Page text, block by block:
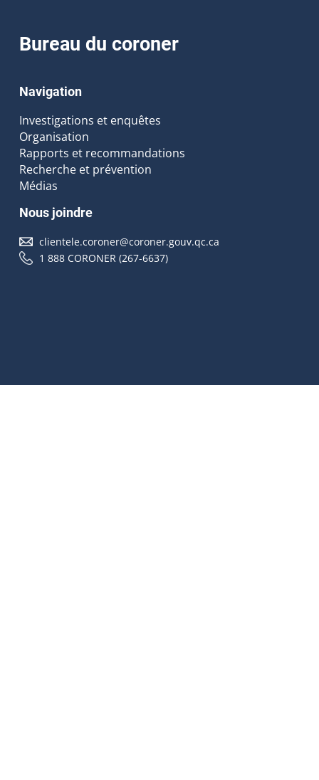
Bureau du coroner
Navigation
Investigations et enquêtes
Organisation
Rapports et recommandations
Recherche et prévention
Médias
Nous joindre
clientele.coroner@coroner.gouv.qc.ca
1 888 CORONER (267-6637)